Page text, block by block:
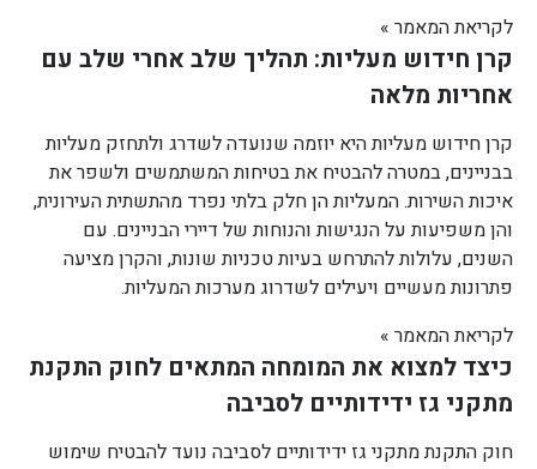
לקריאת המאמר »
קרן חידוש מעליות: תהליך שלב אחרי שלב עם
אחריות מלאה
קרן חידוש מעליות היא יוזמה שנועדה לשדרג ולתחזק מעליות
בבניינים, במטרה להבטיח את בטיחות המשתמשים ולשפר את
איכות השירות. המעליות הן חלק בלתי נפרד מהתשתית העירונית,
והן משפיעות על הנגישות והנוחות של דיירי הבניינים. עם
השנים, עלולות להתרחש בעיות טכניות שונות, והקרן מציעה
פתרונות מעשיים ויעילים לשדרוג מערכות המעליות.
לקריאת המאמר »
כיצד למצוא את המומחה המתאים לחוק התקנת
מתקני גז ידידותיים לסביבה
חוק התקנת מתקני גז ידידותיים לסביבה נועד להבטיח שימוש